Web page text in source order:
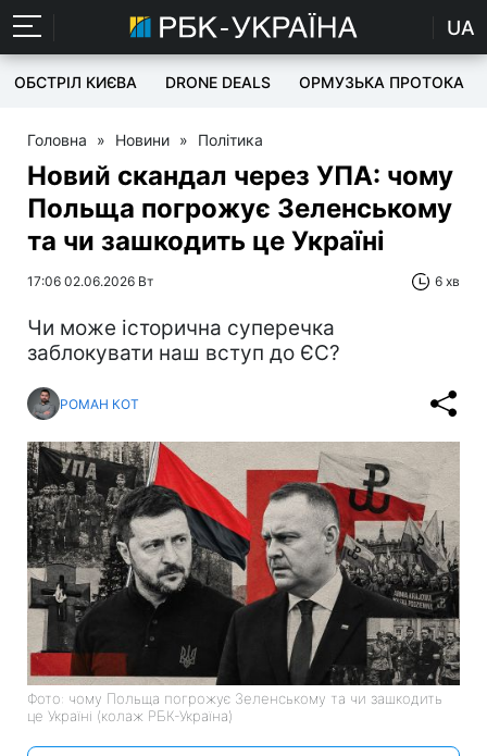
UA
ОБСТРІЛ КИЄВА DRONE DEALS ОРМУЗЬКА ПРОТОКА
Головна » Новини » Політика
Новий скандал через УПА: чому
Польща погрожує Зеленському
та чи зашкодить це Україні
17:06 02.06.2026 Вт 6 хв
Чи може історична суперечка
заблокувати наш вступ до ЄС?
РОМАН КОТ
Фото: чому Польща погрожує Зеленському та чи зашкодить
це Україні (колаж РБК-Україна)